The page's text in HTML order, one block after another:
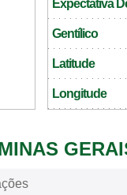
Expectativa
Gentílico
Latitude
Longitude